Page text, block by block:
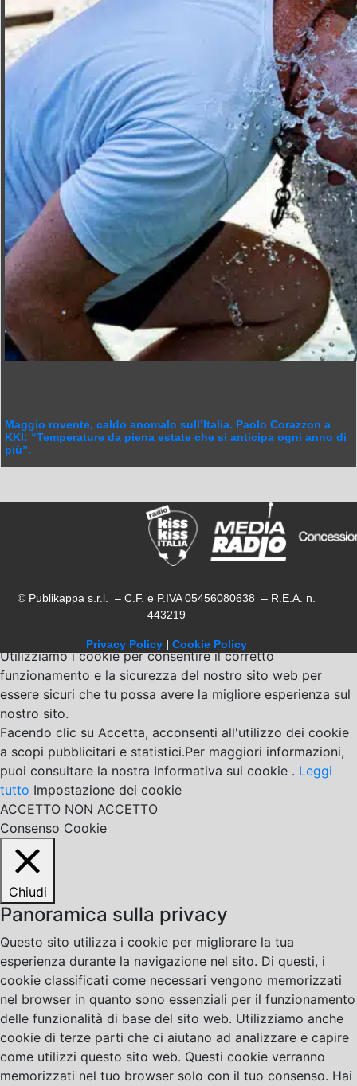
Maggio rovente, caldo anomalo sull’Italia. Paolo Corazzon a
KKI: “Temperature da piena estate che si anticipa ogni anno di
più”.
© Publikappa s.r.l. – C.F. e P.IVA 05456080638 – R.E.A. n.
443219
Privacy Policy | Cookie Policy
Utilizziamo i cookie per consentire il corretto
funzionamento e la sicurezza del nostro sito web per
essere sicuri che tu possa avere la migliore esperienza sul
nostro sito.
Facendo clic su Accetta, acconsenti all'utilizzo dei cookie
a scopi pubblicitari e statistici.Per maggiori informazioni,
puoi consultare la nostra Informativa sui cookie . Leggi
tutto Impostazione dei cookie
ACCETTO NON ACCETTO
Consenso Cookie
Chiudi
Panoramica sulla privacy
Questo sito utilizza i cookie per migliorare la tua
esperienza durante la navigazione nel sito. Di questi, i
cookie classificati come necessari vengono memorizzati
nel browser in quanto sono essenziali per il funzionamento
delle funzionalità di base del sito web. Utilizziamo anche
cookie di terze parti che ci aiutano ad analizzare e capire
come utilizzi questo sito web. Questi cookie verranno
memorizzati nel tuo browser solo con il tuo consenso. Hai